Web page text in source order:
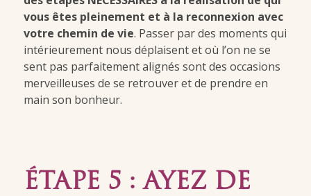
vous êtes pleinement et à la reconnexion avec
votre chemin de vie. Passer par des moments qui
intérieurement nous déplaisent et où l’on ne se
sent pas parfaitement alignés sont des occasions
merveilleuses de se retrouver et de prendre en
main son bonheur.
ÉTAPE 5 : AYEZ DE